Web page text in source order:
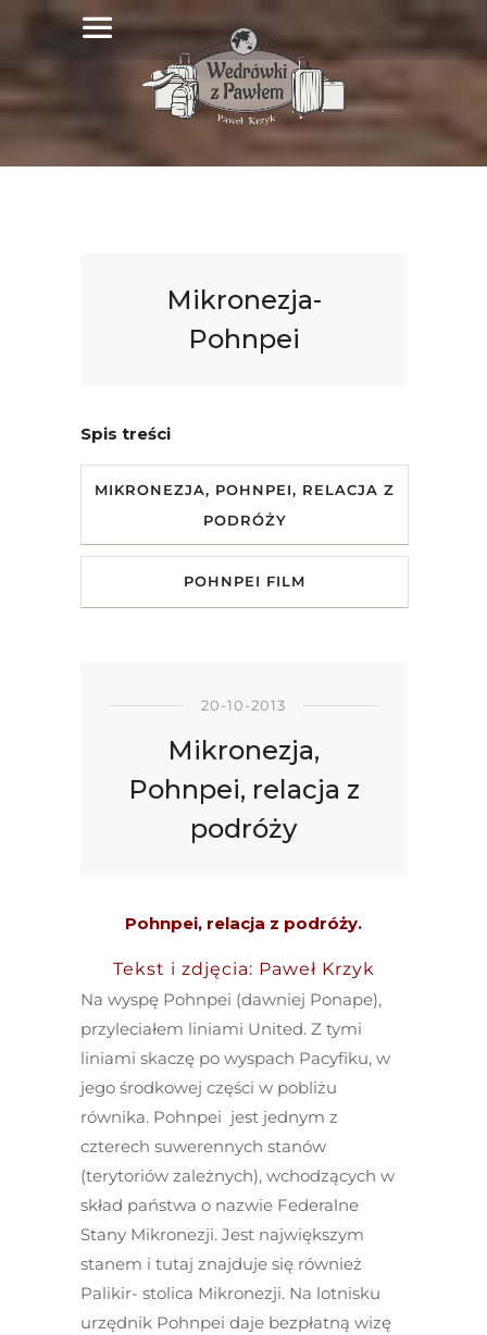
Mikronezja-
Pohnpei
Spis treści
MIKRONEZJA, POHNPEI, RELACJA Z
PODRÓŻY
POHNPEI FILM
20-10-2013
Mikronezja,
Pohnpei, relacja z
podróży
Pohnpei, relacja z podróży.
Tekst i zdjęcia: Paweł Krzyk
Na wyspę Pohnpei (dawniej Ponape),
przyleciałem liniami United. Z tymi
liniami skaczę po wyspach Pacyfiku, w
jego środkowej części w pobliżu
równika. Pohnpei jest jednym z
czterech suwerennych stanów
(terytoriów zależnych), wchodzących w
skład państwa o nazwie Federalne
Stany Mikronezji. Jest największym
stanem i tutaj znajduje się również
Palikir- stolica Mikronezji. Na lotnisku
urzędnik Pohnpei daje bezpłatną wizę